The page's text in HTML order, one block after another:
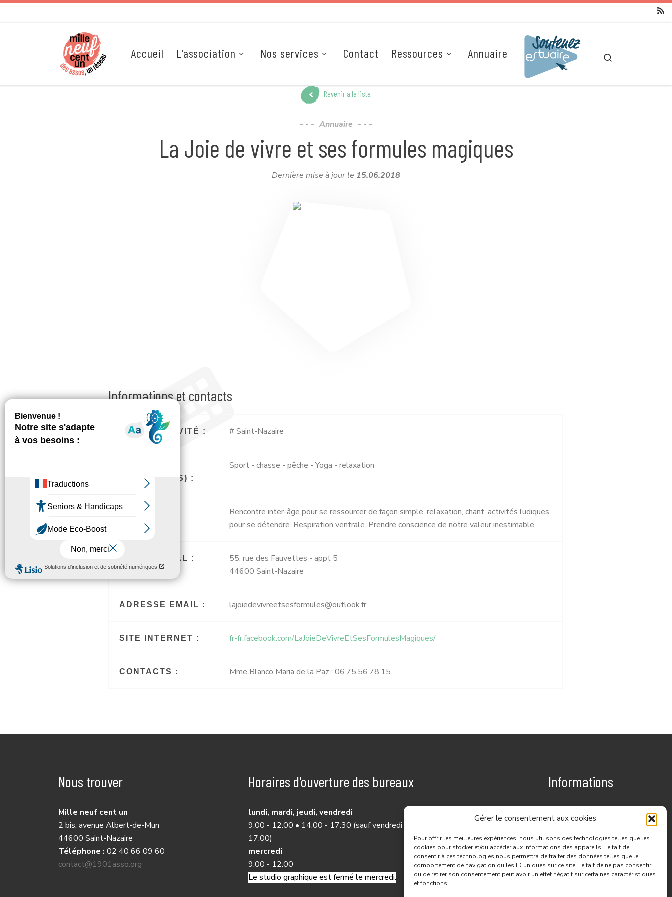
Gérer le consentement aux cookies
Pour offrir les meilleures expériences, nous utilisons des technologies telles que les
cookies pour stocker et/ou accéder aux informations des appareils. Le fait de
consentir à ces technologies nous permettra de traiter des données telles que le
comportement de navigation ou les ID uniques sur ce site. Le fait de ne pas consentir
ou de retirer son consentement peut avoir un effet négatif sur certaines caractéristiques
et fonctions.
Accueil L’association Nos services Contact Ressources Annuaire
Revenir à la liste
Annuaire
La Joie de vivre et ses formules magiques
Dernière mise à jour le 15.06.2018
Informations et contacts
LIEU D'ACTIVITÉ : # Saint-Nazaire
D’ACTIVITÉ(S) :
Sport - chasse - pêche - Yoga - relaxation
OBJET :
Rencontre inter-âge pour se ressourcer de façon simple, relaxation, chant, activités ludiques
pour se détendre. Respiration ventrale. Prendre conscience de notre valeur inestimable.
SIÈGE SOCIAL :
55, rue des Fauvettes - appt 5
44600 Saint-Nazaire
ADRESSE EMAIL : lajoiedevivreetsesformules@outlook.fr
SITE INTERNET : fr-fr.facebook.com/LaJoieDeVivreEtSesFormulesMagiques/
CONTACTS : Mme Blanco Maria de la Paz : 06.75.56.78.15
Nous trouver
Mille neuf cent un
2 bis, avenue Albert-de-Mun
44600 Saint-Nazaire
Téléphone : 02 40 66 09 60
contact@1901asso.org
Horaires d'ouverture des bureaux
lundi, mardi, jeudi, vendredi
9:00 - 12:00 • 14:00 - 17:30 (sauf vendredi
17:00)
mercredi
9:00 - 12:00
Le studio graphique est fermé le mercredi.
Informations
Mentions légales